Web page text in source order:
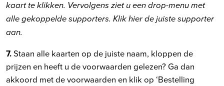
kaart te klikken. Vervolgens ziet u een drop-menu met
alle gekoppelde supporters. Klik hier de juiste supporter
aan.
7.Staan alle kaarten op de juiste naam, kloppen de
prijzen en heeft u de voorwaarden gelezen? Ga dan
akkoord met de voorwaarden en klik op ‘Bestelling